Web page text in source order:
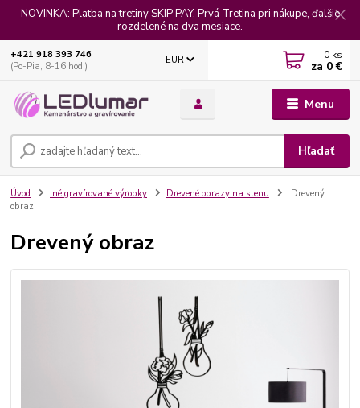
NOVINKA: Platba na tretiny SKIP PAY. Prvá Tretina pri nákupe, ďalšie
rozdelené na dva mesiace.
Menu
EUR
Hľadať
+421 918 393 746
(Po-Pia, 8-16 hod.)
0 ks
za 0 €
Úvod Iné gravírované výrobky Drevené obrazy na stenu
Drevený
obraz
Drevený obraz